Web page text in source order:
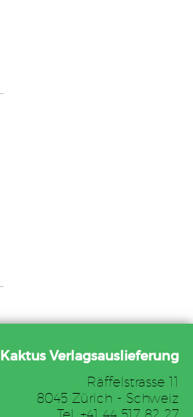
Kaktus Verlagsauslieferung
Räffelstrasse 11
8045 Zürich - Schweiz
Tel. +41 44 517 82 27